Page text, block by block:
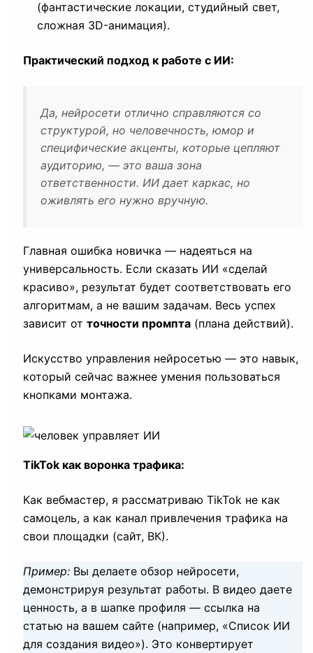
(фантастические локации, студийный свет,
сложная 3D-анимация).
Практический подход к работе с ИИ:
Да, нейросети отлично справляются со
структурой, но человечность, юмор и
специфические акценты, которые цепляют
аудиторию, — это ваша зона
ответственности. ИИ дает каркас, но
оживлять его нужно вручную.
Главная ошибка новичка — надеяться на
универсальность. Если сказать ИИ «сделай
красиво», результат будет соответствовать его
алгоритмам, а не вашим задачам. Весь успех
зависит от точности промпта(плана действий).
Искусство управления нейросетью — это навык,
который сейчас важнее умения пользоваться
кнопками монтажа.
TikTok как воронка трафика:
Как вебмастер, я рассматриваю TikTok не как
самоцель, а как канал привлечения трафика на
свои площадки (сайт, ВК).
Пример:Вы делаете обзор нейросети,
демонстрируя результат работы. В видео даете
ценность, а в шапке профиля — ссылка на
статью на вашем сайте (например, «Список ИИ
для создания видео»). Это конвертирует